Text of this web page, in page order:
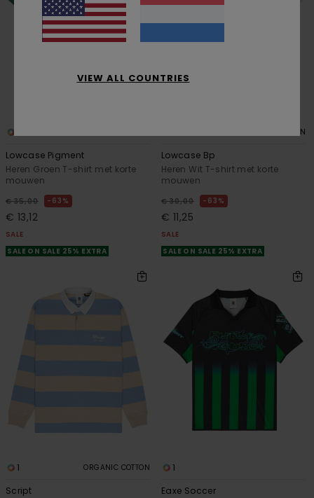
Lowcase Pigment
Heren Groen T-shirt met korte
mouwen
€ 35,00 63%
€ 13,12
SALE
SALE ON SALE 25% EXTRA
ORGANIC COTTON
Lowcase Bp
Heren Wit T-shirt met korte
mouwen
€ 30,00 63%
€ 11,25
SALE
SALE ON SALE 25% EXTRA
1 ORGANIC COTTON
Script
1
Eaxe Soccer
VIEW ALL COUNTRIES